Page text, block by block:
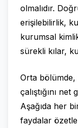
olmalıdır.
erişilebilirlik,
kurumsal
sürekli kılar,
Orta bölümde,
çalıştığını
Aşağıda her
faydalar